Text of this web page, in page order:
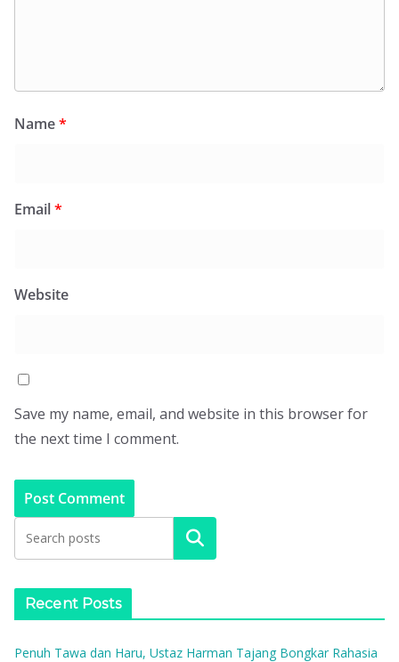
Name*
Email*
Website
Save my name, email, and website in this browser for
the next time I comment.
Search
Recent Posts
Penuh Tawa dan Haru, Ustaz Harman Tajang Bongkar Rahasia